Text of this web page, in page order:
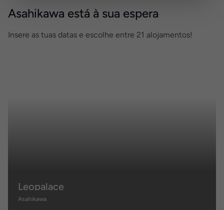
Asahikawa está à sua espera
Insere as tuas datas e escolhe entre 21 alojamentos!
Leopalace
Asahikawa